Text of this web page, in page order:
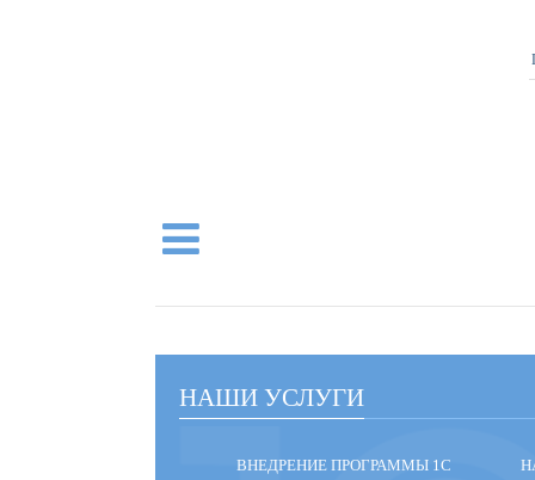
НАШИ УСЛУГИ
ВНЕДРЕНИЕ ПРОГРАММЫ 1С